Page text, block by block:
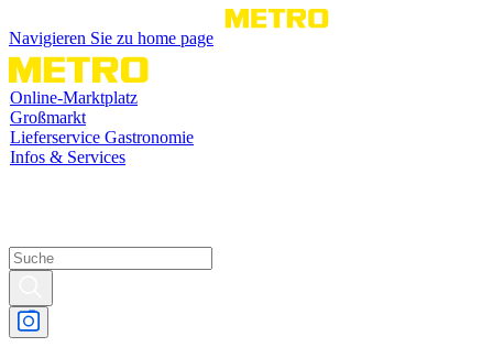
Navigieren Sie zu home page
Online-Marktplatz
Großmarkt
Lieferservice Gastronomie
Infos & Services